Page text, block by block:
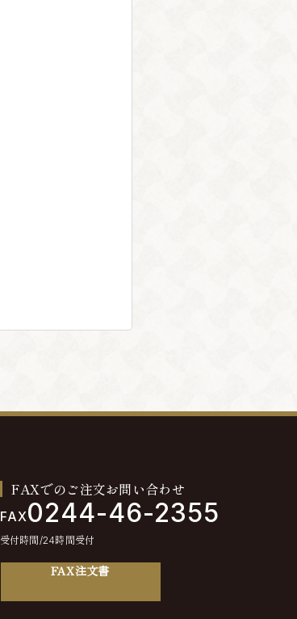
FAXでのご注文お問い合わせ
FAX0244-46-2355
受付時間/24時間受付
FAX注文書